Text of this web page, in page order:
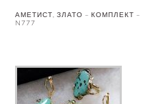
АМЕТИСТ, ЗЛАТО – КОМПЛЕКТ –
N777